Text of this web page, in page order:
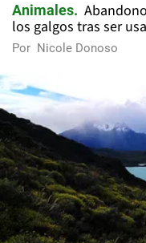
Animales
los galgos tras ser
Por Nicole Donoso